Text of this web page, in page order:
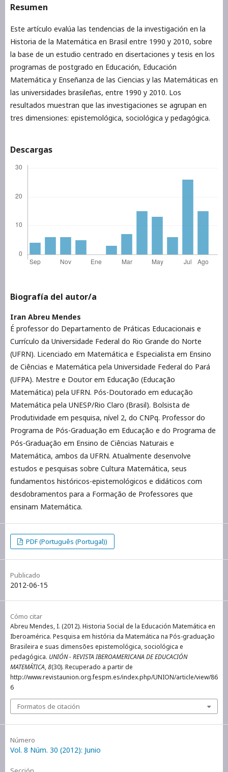
Resumen
Este artículo evalúa las tendencias de la investigación en la
Historia de la Matemática en Brasil entre 1990 y 2010, sobre
la base de un estudio centrado en disertaciones y tesis en los
programas de postgrado en Educación, Educación
Matemática y Enseñanza de las Ciencias y las Matemáticas en
las universidades brasileñas, entre 1990 y 2010. Los
resultados muestran que las investigaciones se agrupan en
tres dimensiones: epistemológica, sociológica y pedagógica.
Descargas
Biografía del autor/a
Iran Abreu Mendes
É professor do Departamento de Práticas Educacionais e
Currículo da Universidade Federal do Rio Grande do Norte
(UFRN). Licenciado em Matemática e Especialista em Ensino
de Ciências e Matemática pela Universidade Federal do Pará
(UFPA). Mestre e Doutor em Educação (Educação
Matemática) pela UFRN. Pós-Doutorado em educação
Matemática pela UNESP/Rio Claro (Brasil). Bolsista de
Produtividade em pesquisa, nível 2, do CNPq. Professor do
Programa de Pós-Graduação em Educação e do Programa de
Pós-Graduação em Ensino de Ciências Naturais e
Matemática, ambos da UFRN. Atualmente desenvolve
estudos e pesquisas sobre Cultura Matemática, seus
fundamentos históricos-epistemológicos e didáticos com
desdobramentos para a Formação de Professores que
ensinam Matemática.
PDF (Português (Portugal))
Publicado
2012-06-15
Cómo citar
Abreu Mendes, I. (2012). Historia Social de la Educación Matemática en
Iberoamérica. Pesquisa em história da Matemática na Pós-graduação
Brasileira e suas dimensões epistemológica, sociológica e
pedagógica. UNIÓN - REVISTA IBEROAMERICANA DE EDUCACIÓN
MATEMÁTICA,8(30). Recuperado a partir de
http://www.revistaunion.org.fespm.es/index.php/UNION/article/view/86
6
Formatos de citación
Número
Vol. 8 Núm. 30 (2012): Junio